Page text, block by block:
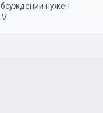
нужен